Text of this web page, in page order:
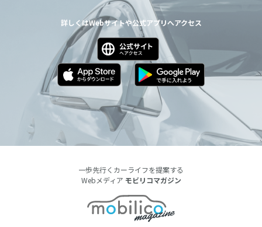
詳しくはWebサイトや公式アプリへアクセス
一歩先行くカーライフを提案する
Webメディア モビリコマガジン